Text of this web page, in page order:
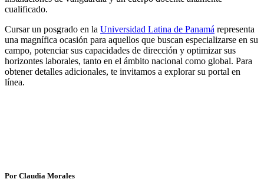
cualificado.
Cursar un posgrado en la Universidad Latina de Panamá representa
una magnífica ocasión para aquellos que buscan especializarse en su
campo, potenciar sus capacidades de dirección y optimizar sus
horizontes laborales, tanto en el ámbito nacional como global. Para
obtener detalles adicionales, te invitamos a explorar su portal en
línea.
Por Claudia Morales